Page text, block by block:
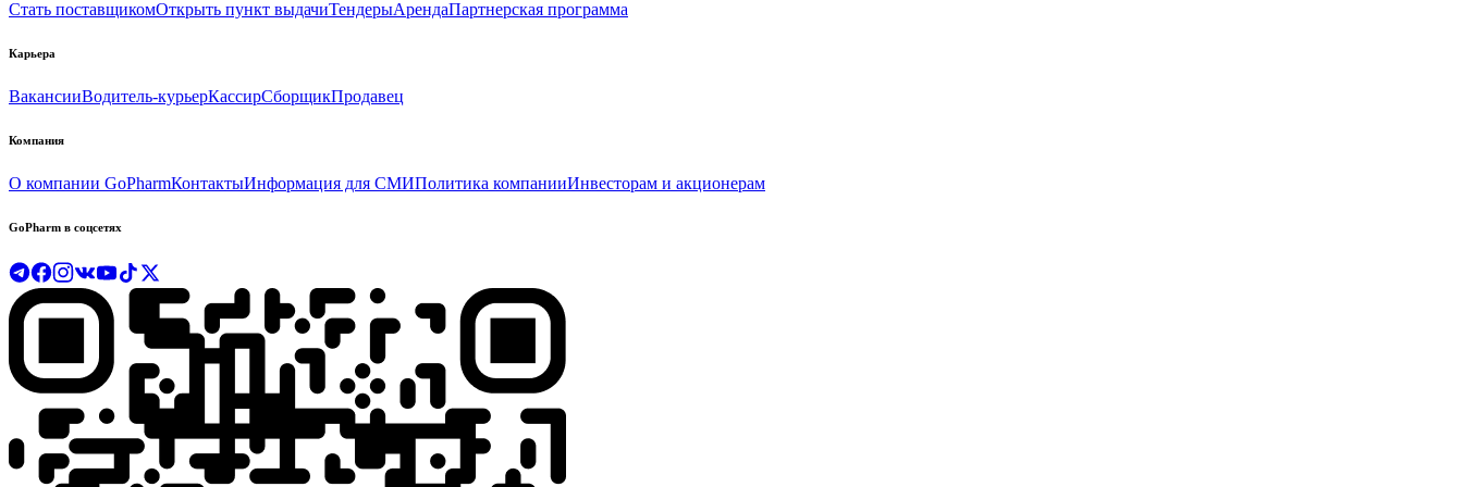
Стать поставщикомОткрыть пункт выдачиТендерыАрендаПартнерская программа
Карьера
ВакансииВодитель-курьерКассирСборщикПродавец
Компания
О компании GoPharmКонтактыИнформация для СМИПолитика компанииИнвесторам и акционерам
GoPharm в соцсетях